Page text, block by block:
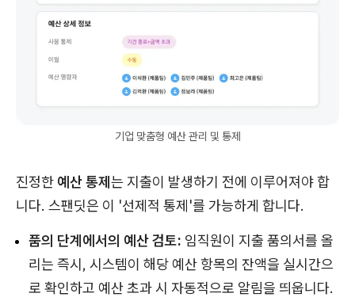
기업 맞춤형 예산 관리 및 통제
진정한 예산 통제는 지출이 발생하기 전에 이루어져야 합
니다. 스팬딧은 이 '선제적 통제'를 가능하게 합니다.
품의 단계에서의 예산 검토: 임직원이 지출 품의서를 올
리는 즉시, 시스템이 해당 예산 항목의 잔액을 실시간으
로 확인하고 예산 초과 시 자동적으로 알림을 띄웁니다.